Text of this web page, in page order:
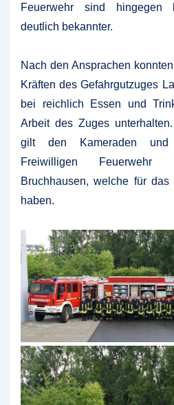
Feuerwehr sind hingegen
deutlich bekannter.
Nach den Ansprachen
Kräften des Gefahrgutzuges
bei reichlich Essen und
Arbeit des Zuges
gilt den Kameraden und
Freiwilligen Feuerwehr
Bruchhausen, welche für
haben.